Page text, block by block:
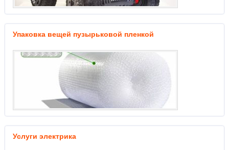
Упаковка вещей пузырьковой пленкой
Услуги электрика